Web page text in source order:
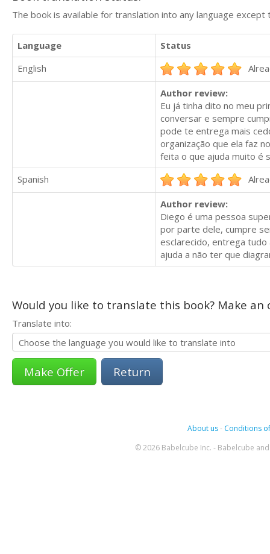
The book is available for translation into any language
Language
Status
English
Author review:
Eu já tinha dito no meu
conversar e sempre
pode te entrega mais
organização que ela faz
feita o que ajuda muito é
Spanish
Author review:
Diego é uma pessoa
por parte dele, cumpre
esclarecido, entrega
ajuda a não ter que
Would you like to translate this book? Make
Translate into:
Return
About us- Conditions
© 2026 Babelcube Inc. - Babelcube